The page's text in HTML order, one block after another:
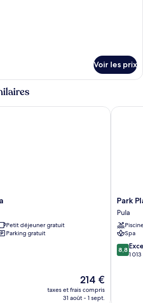
Voir les prix
Petit déjeuner gratuit
Parking gratuit
Le
nouveau
prix
214 €
taxes et frais compris
31 août - 1 sept.
Park
Plaza
Histria
Pula
Pula
Park
Pula
Spa
8.8
sur
8,8
1
Park